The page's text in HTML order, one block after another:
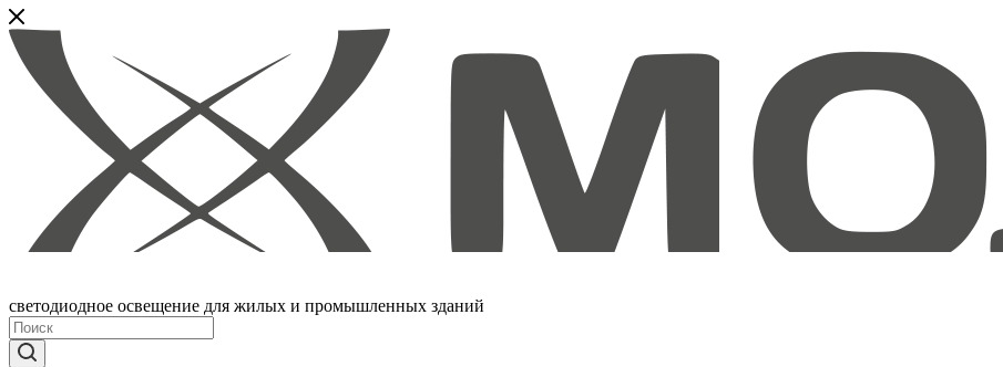
светодиодное освещение для жилых и промышленных зданий